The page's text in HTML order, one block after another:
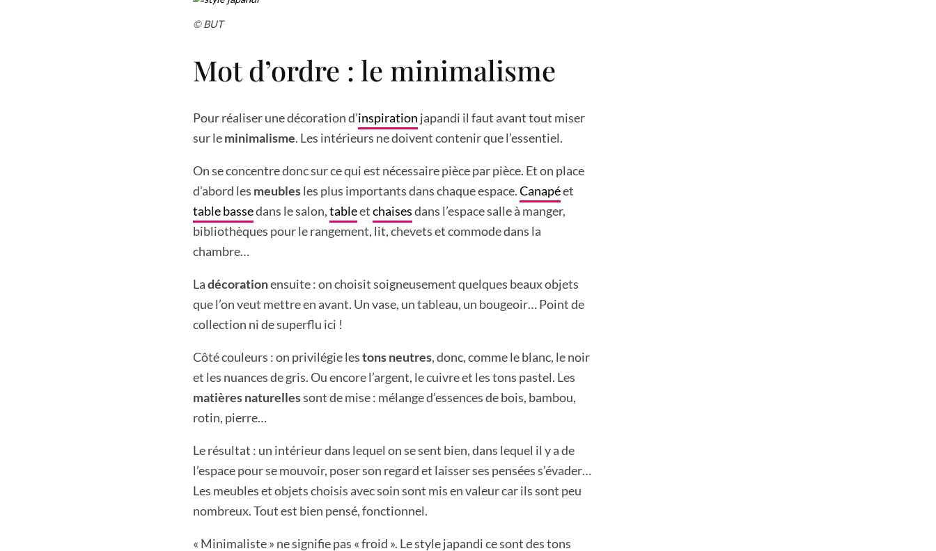
© BUT
Mot d’ordre : le minimalisme
Pour réaliser une décoration d’inspiration japandi il faut avant tout miser
sur leminimalisme. Les intérieurs ne doivent contenir que l’essentiel.
On se concentre donc sur ce qui est nécessaire pièce par pièce. Et on place
d’abord les meublesles plus importants dans chaque espace.Canapéet
table bassedans le salon,tableetchaisesdans l’espace salle à manger,
bibliothèques pour le rangement, lit, chevets et commode dans la
chambre…
Ladécorationensuite : on choisit soigneusement quelques beaux objets
que l’on veut mettre en avant. Un vase, un tableau, un bougeoir… Point de
collection ni de superflu ici !
Côté couleurs : on privilégie lestons neutres, donc, comme le blanc, le noir
et les nuances de gris. Ou encore l’argent, le cuivre et les tons pastel. Les
matières naturellessont de mise : mélange d’essences de bois, bambou,
rotin, pierre…
Le résultat : un intérieur dans lequel on se sent bien, dans lequel il y a de
l’espace pour se mouvoir, poser son regard et laisser ses pensées s’évader…
Les meubles et objets choisis avec soin sont mis en valeur car ils sont peu
nombreux. Tout est bien pensé, fonctionnel.
« Minimaliste » ne signifie pas « froid ». Le style japandi ce sont des tons